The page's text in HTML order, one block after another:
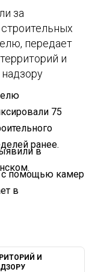
за
передает
и
75
ранее.
в
с помощью камер
в
И